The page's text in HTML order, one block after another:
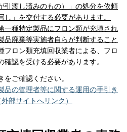
引渡し済みのもの）」の処分を依頼
」を交付する必要があります。
一種特定製品にフロン類が充填され
品廃棄等実施者自らが判断すること
フロン類充填回収業者による、フロ
認を受ける必要があります。
ご確認ください。
品の管理者等に関する運用の手引き
部サイトへリンク）